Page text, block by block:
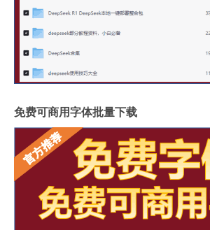
免费可商用字体批量下载